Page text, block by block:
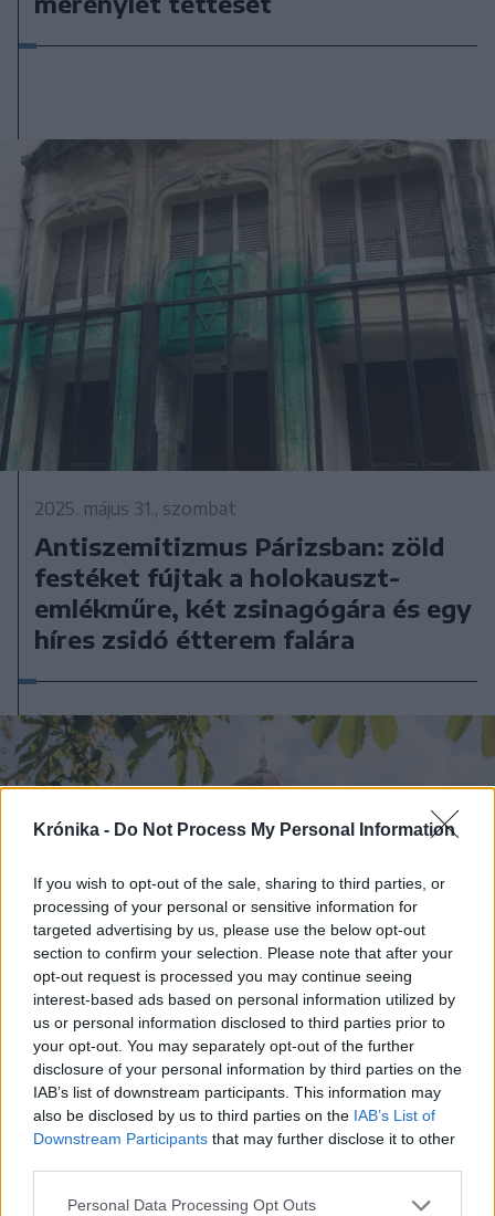
Krónika - Do Not Process My Personal Information
If you wish to opt-out of the sale, sharing to third parties, or
processing of your personal or sensitive information for
targeted advertising by us, please use the below opt-out
section to confirm your selection. Please note that after your
opt-out request is processed you may continue seeing
interest-based ads based on personal information utilized by
us or personal information disclosed to third parties prior to
your opt-out. You may separately opt-out of the further
disclosure of your personal information by third parties on the
IAB’s list of downstream participants. This information may
also be disclosed by us to third parties on the IAB’s List of
Downstream Participants that may further disclose it to other
Personal Data Processing Opt Outs
2025. május 31., szombat
Antiszemitizmus Párizsban: zöld
festéket fújtak a holokauszt-
emlékműre, két zsinagógára és egy
híres zsidó étterem falára
2024. október 14., hétfő
Nyitott Zsinagógák Éjszakája
Nagyváradon körutakkal, kulturális
programokkal